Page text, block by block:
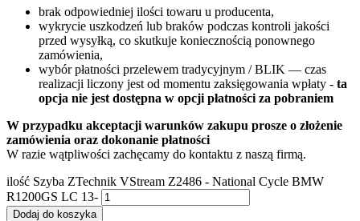
brak odpowiedniej ilości towaru u producenta,
wykrycie uszkodzeń lub braków podczas kontroli jakości
przed wysyłką, co skutkuje koniecznością ponownego
zamówienia,
wybór płatności przelewem tradycyjnym / BLIK — czas
realizacji liczony jest od momentu zaksięgowania wpłaty - ta
opcja nie jest dostępna w opcji płatności za pobraniem
W przypadku akceptacji warunków zakupu prosze o złożenie
zamówienia oraz dokonanie płatności
W razie wątpliwości zachęcamy do kontaktu z naszą firmą.
ilość Szyba ZTechnik VStream Z2486 - National Cycle BMW
R1200GS LC 13-
Dodaj do koszyka